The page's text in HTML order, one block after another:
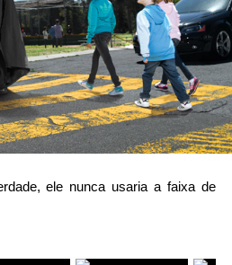
ele nunca usaria a faixa de